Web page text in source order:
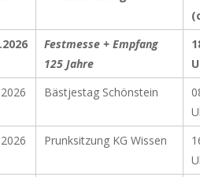
Festmesse + Empfang
125 Jahre
Bästjestag Schönstein
Prunksitzung KG Wissen